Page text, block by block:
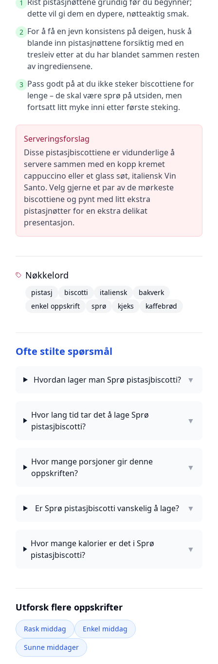
1
dette vil gi dem en dypere, nøtteaktig smak.
2 For å få en jevn konsistens på deigen, husk å
blande inn pistasjnøttene forsiktig med en
tresleiv etter at du har blandet sammen resten
av ingrediensene.
3 Pass godt på at du ikke steker biscottiene for
lenge – de skal være sprø på utsiden, men
fortsatt litt myke inni etter første steking.
Serveringsforslag
Disse pistasjbiscottiene er vidunderlige å
servere sammen med en kopp kremet
cappuccino eller et glass søt, italiensk Vin
Santo. Velg gjerne et par av de mørkeste
biscottiene og pynt med litt ekstra
pistasjnøtter for en ekstra delikat
presentasjon.
Nøkkelord
pistasj biscotti italiensk
bakverk
enkel oppskrift
sprø kjeks kaffebrød
Ofte stilte spørsmål
Hvordan lager man Sprø pistasjbiscotti? ▼
Hvor lang tid tar det å lage Sprø
pistasjbiscotti?
▼
Hvor mange porsjoner gir denne
oppskriften?
▼
Er Sprø pistasjbiscotti vanskelig å lage? ▼
Hvor mange kalorier er det i Sprø
pistasjbiscotti?
▼
Utforsk flere oppskrifter
Rask middag
Enkel middag
Sunne middager